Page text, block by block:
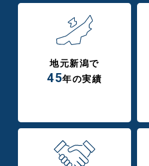
地元新潟で
45年の実績